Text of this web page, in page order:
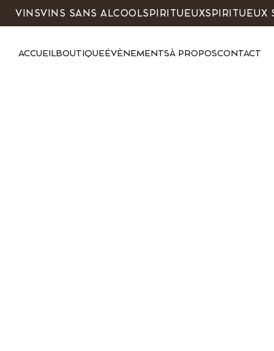
ACCUEIL BOUTIQUE ÉVÈNEMENTSÀ PROPOSCONTACT
VINSVINS SANS ALCOOLSPIRITUEUXSPIRITUEUX